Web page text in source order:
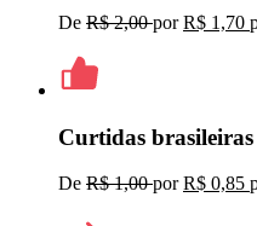
De R$ 2,00porR$ 1,70
Curtidas brasileiras
De R$ 1,00porR$ 0,85